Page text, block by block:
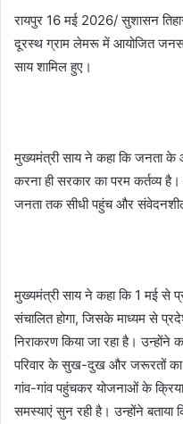
रायपुर 16 मई 2026/ सुशासन
दूरस्थ ग्राम लेमरू में आयोजित
साय शामिल हुए।
मुख्यमंत्री साय ने कहा कि जनता के
करना ही सरकार का परम कर्तव्य
जनता तक सीधी पहुंच और
मुख्यमंत्री साय ने कहा कि 1 मई से
संचालित होगा, जिसके माध्यम से
निराकरण किया जा रहा है। उन्होंने
परिवार के सुख-दुख और जरूरतों का
गांव-गांव पहुंचकर योजनाओं के
समस्याएं सुन रही है। उन्होंने